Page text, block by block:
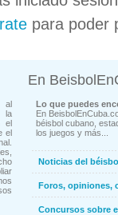
para poder
al
la
el
el
En
Lo que puedes
En
béisbol cubano,
los juegos y más...
Noticias del
Foros, opiniones,
Concursos sobre